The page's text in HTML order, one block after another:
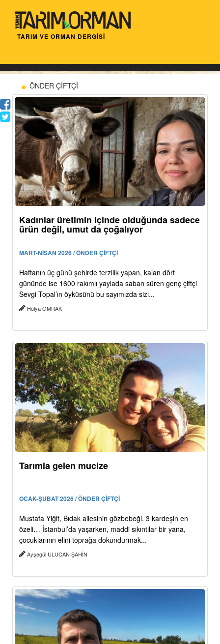
TARIM VE ORMAN DERGİSİ
ÖNDER ÇİFTÇİ
Kadınlar üretimin içinde olduğunda sadece
ürün değil, umut da çoğalıyor
MART-NİSAN 2026 / ÖNDER ÇİFTÇİ
Haftanın üç günü şehirde terzilik yapan, kalan dört
gününde ise 1600 rakımlı yaylada saban süren genç çiftçi
Sevgi Topal’ın öyküsünü bu sayımızda sizl...
Hülya OMRAK
Tarımla gelen mucize
OCAK-ŞUBAT 2026 / ÖNDER ÇİFTÇİ
Mustafa Yiğit, Bıdak ailesinin gözbebeği. 3 kardeşin en
özeli… İstanbul’da yaşarken, maddi sıkıntılar bir yana,
çocuklarının elini toprağa dokundurmak...
Ayşegül ULUCAN ŞAHİN